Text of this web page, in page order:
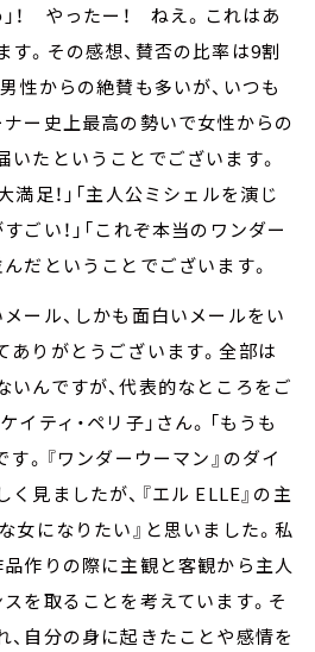
！ やったー！ ねえ。これはあ
。その感想、賛否の比率は9割
性からの絶賛も多いが、いつも
ナー史上最高の勢いで女性からの
たということでございます。
満足！」「主人公ミシェルを演じ
ごい！」「これぞ本当のワンダー
だということでございます。
ール、しかも面白いメールをい
ありがとうございます。全部は
んですが、代表的なところをご
イティ・ペリ子」さん。「もうも
。『ワンダーウーマン』のダイ
見ましたが、『エル ELLE』の主
女になりたい』と思いました。私
品作りの際に主観と客観から主人
を取ることを考えています。そ
自分の身に起きたことや感情を